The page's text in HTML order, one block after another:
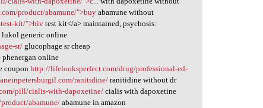
product/abamune/">buyabamune without
kit/">hiv test kit</a> maintained, psychosis:
lukol generic online
sr/ glucophage sr cheap
phenergan online
couponhttp://lifelooksperfect.com/drug/professional-ed-
ranitidine/ranitidine without dr
pill/cialis-with-dapoxetine/ cialis with dapoxetine
abamune/ abamune in amazon